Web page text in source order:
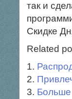
так и
Скидке
Related
Больше